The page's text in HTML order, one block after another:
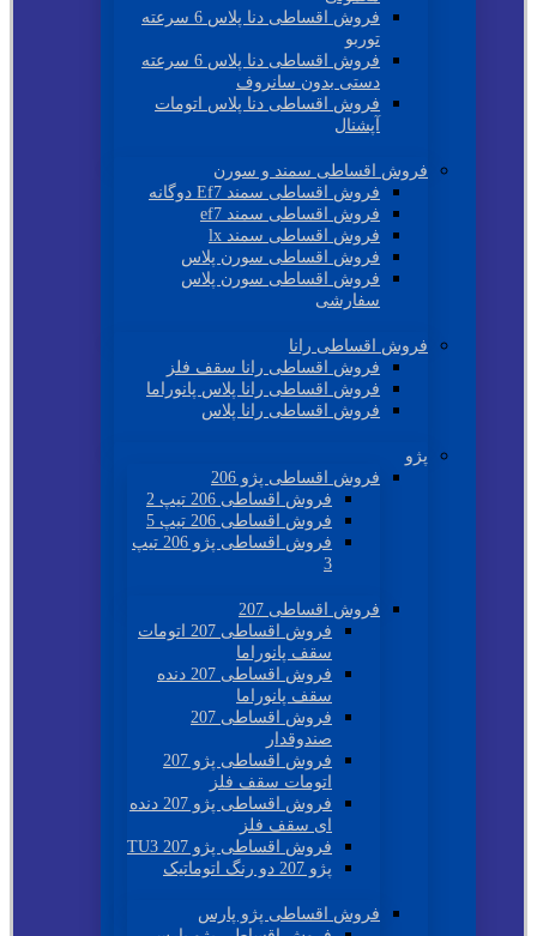
فروش اقساطی دنا پلاس 6 سرعته
توربو
فروش اقساطی دنا پلاس 6 سرعته
دستی بدون سانروف
فروش اقساطی دنا پلاس اتومات
آپشنال
فروش اقساطی سمند و سورن
فروش اقساطی سمند Ef7 دوگانه
فروش اقساطی سمند ef7
فروش اقساطی سمند lx
فروش اقساطی سورن پلاس
فروش اقساطی سورن پلاس
سفارشی
فروش اقساطی رانا
فروش اقساطی رانا سقف فلز
فروش اقساطی رانا پلاس پانوراما
فروش اقساطی رانا پلاس
پژو
فروش اقساطی پژو 206
فروش اقساطی 206 تیپ 2
فروش اقساطی 206 تیپ 5
فروش اقساطی پژو 206 تیپ
3
فروش اقساطی 207
فروش اقساطی 207 اتومات
سقف پانوراما
فروش اقساطی 207 دنده
سقف پانوراما
فروش اقساطی 207
صندوقدار
فروش اقساطی پژو 207
اتومات سقف فلز
فروش اقساطی پژو 207 دنده
ای سقف فلز
فروش اقساطی پژو 207 TU3
پژو 207 دو رنگ اتوماتیک
فروش اقساطی پژو پارس